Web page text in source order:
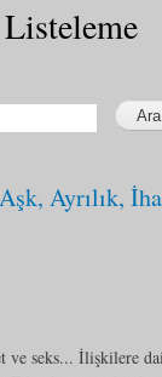
Ayrılık,
ve seks... İlişkilere